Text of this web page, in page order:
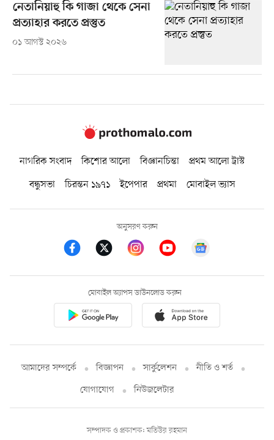
নেতানিয়াহু কি গাজা থেকে সেনা
প্রত্যাহার করতে প্রস্তুত
০১ আগস্ট ২০২৬
নাগরিক সংবাদ কিশোর আলো বিজ্ঞানচিন্তা
প্রথম আলো ট্রাস্ট
বন্ধুসভা
চিরন্তন ১৯৭১ ইপেপার প্রথমা মোবাইল ভ্যাস
অনুসরণ করুন
মোবাইল অ্যাপস ডাউনলোড করুন
আমাদের সম্পর্কে বিজ্ঞাপন সার্কুলেশন
নীতি ও শর্ত
যোগাযোগ
নিউজলেটার
সম্পাদক ও প্রকাশক: মতিউর রহমান